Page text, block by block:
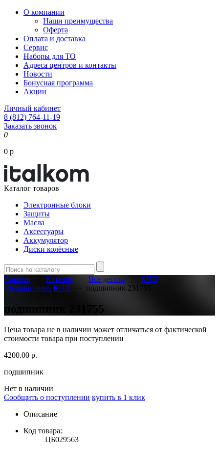
О компании
Наши преимущества
Оферта
Оплата и доставка
Сервис
Наборы для ТО
Адреса центров и контакты
Новости
Бонусная программа
Акции
Личный кабинет
8 (812) 764-11-19
Заказать звонок
0
0 р
Каталог товаров
Электронные блоки
Защиты
Масла
Аксессуары
Аккумулятор
Диски колёсные
Главная Каталог — Все детали — КПП
Подшипники КПП — подшипник 231755
подшипник 231755
Цена товара не в наличии может отличаться от фактической
стоимости товара при поступлении
4200.00 р.
подшипник
Нет в наличии
Сообщить о поступлении купить в 1 клик
Описание
Код товара:
ЦБ029563